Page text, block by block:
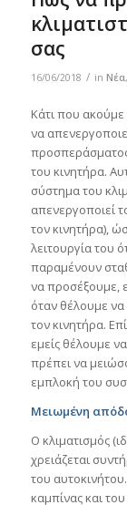
σας
16/06/2018 / in Νέα,
Κάτι που ακούμε
να
του κινητήρα.
σύστημα του
απενεργοποιεί
τον κινητήρα),
λειτουργία του
παραμένουν
να προσέξουμε,
όταν θέλουμε
τον κινητήρα.
εμείς θέλουμε
πρέπει να
εμπλοκή του
Μειωμένη
Ο κλιματισμός
χρειάζεται
του
καμπίνας και